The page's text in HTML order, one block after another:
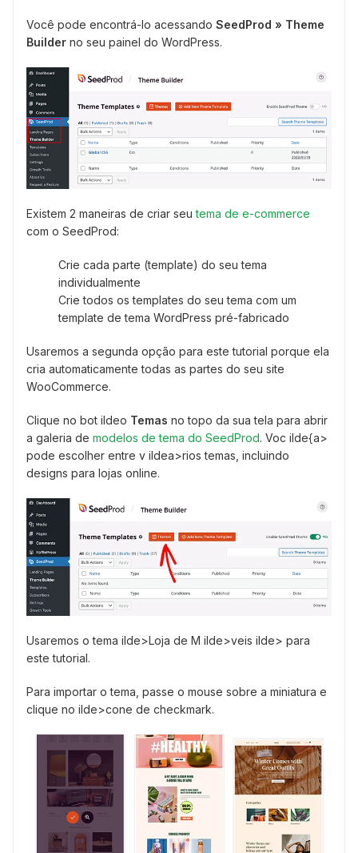
Você pode encontrá-lo acessando SeedProd » Theme
Builder no seu painel do WordPress.
Existem 2 maneiras de criar seutema de e-commerce
com o SeedProd:
Crie cada parte (template) do seu tema
individualmente
Crie todos os templates do seu tema com um
template de tema WordPress pré-fabricado
Usaremos a segunda opção para este tutorial porque ela
cria automaticamente todas as partes do seu site
WooCommerce.
Clique no bot ildeo Temas no topo da sua tela para abrir
a galeria de modelos de tema do SeedProd. Voc ilde{a>
pode escolher entre v ildea>rios temas, incluindo
designs para lojas online.
Usaremos o tema ilde>Loja de M ilde>veis ilde> para
este tutorial.
Para importar o tema, passe o mouse sobre a miniatura e
clique no ilde>cone de checkmark.